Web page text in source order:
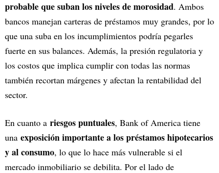
probable que suban los niveles de morosidad. Ambos
bancos manejan carteras de préstamos muy grandes, por lo
que una suba en los incumplimientos podría pegarles
fuerte en sus balances. Además, la presión regulatoria y
los costos que implica cumplir con todas las normas
también recortan márgenes y afectan la rentabilidad del
sector.
En cuanto a riesgos puntuales, Bank of America tiene
una exposición importante a los préstamos hipotecarios
y al consumo, lo que lo hace más vulnerable si el
mercado inmobiliario se debilita. Por el lado de